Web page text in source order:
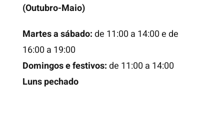
(Outubro-Maio)
Martes a sábado:de 11:00 a 14:00 e de
16:00 a 19:00
Domingos e festivos:de 11:00 a 14:00
Luns pechado